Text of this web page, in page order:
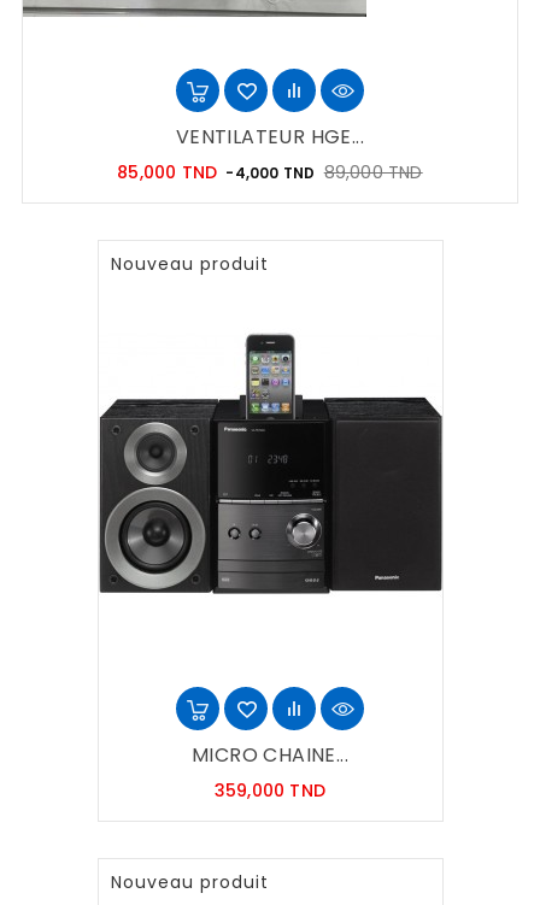
VENTILATEUR HGE...
85,000 TND Prix
-4,000 TND 89,000 TNDPrix
Nouveau produit
MICRO CHAINE...
359,000 TNDPrix
Nouveau produit